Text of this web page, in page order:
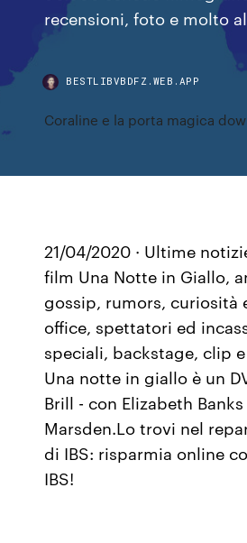
recensioni, foto e molto
BESTLIBVBDFZ.WEB.APP
Coraline e la porta magica
21/04/2020 · Ultime
film Una Notte in Giallo,
gossip, rumors, curiosità
office, spettatori ed
speciali, backstage, clip
Una notte in giallo è un
Brill - con Elizabeth Banks
Marsden.Lo trovi nel
di IBS: risparmia online
IBS!